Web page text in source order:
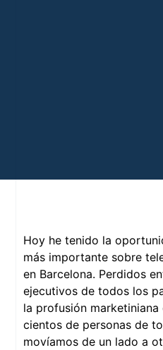
Hoy he tenido la
más importante sobre
en Barcelona. Perdidos
ejecutivos de todos los
la profusión
cientos de personas de
movíamos de un lado a